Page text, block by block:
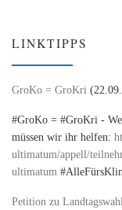
LINKTIPPS
GroKo = GroKri
#GroKo = #GroKri -
müssen wir ihr helfen:
ultimatum/appell/
ultimatum
Petition zu